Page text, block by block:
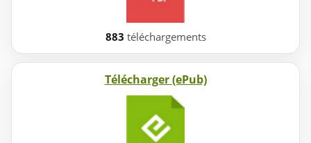
883 téléchargements
Télécharger (ePub)